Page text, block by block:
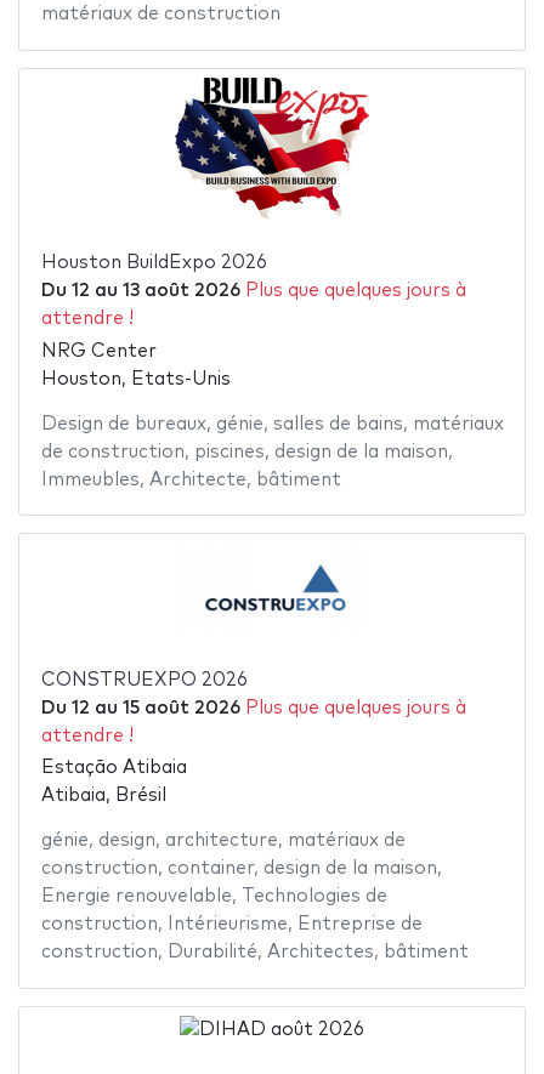
matériaux de construction
Houston BuildExpo 2026
Du 12 au 13 août 2026 Plus que quelques jours à
attendre !
NRG Center
Houston, Etats-Unis
Design de bureaux, génie, salles de bains, matériaux
de construction, piscines, design de la maison,
Immeubles, Architecte, bâtiment
CONSTRUEXPO 2026
Du 12 au 15 août 2026 Plus que quelques jours à
attendre !
Estação Atibaia
Atibaia, Brésil
génie, design, architecture, matériaux de
construction, container, design de la maison,
Energie renouvelable,
Technologies de
construction, Intérieurisme, Entreprise de
construction, Durabilité, Architectes, bâtiment